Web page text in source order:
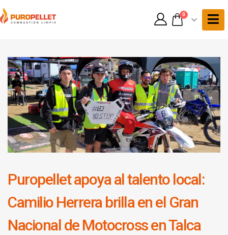
0
Puropellet apoya al talento local:
Camilio Herrera brilla en el Gran
Nacional de Motocross en Talca